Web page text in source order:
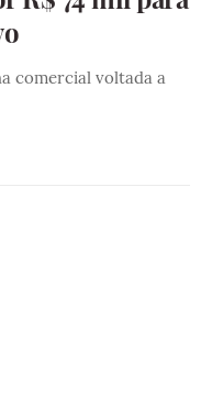
comercial voltada a